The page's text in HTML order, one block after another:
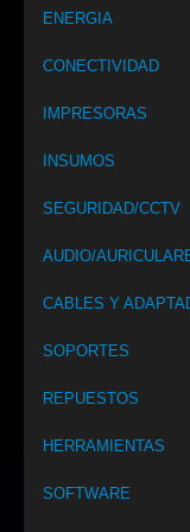
ENERGIA
CONECTIVIDAD
IMPRESORAS
INSUMOS
SEGURIDAD/CCTV
AUDIO/
CABLES Y
SOPORTES
REPUESTOS
HERRAMIENTAS
SOFTWARE